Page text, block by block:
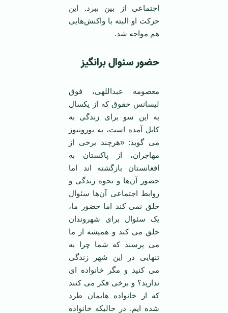
اجتماعی از بین ببرد. این
حرکت او البته با واکنش‌هایی
هم مواجه شد.
حضور سئوال‌ برانگیز
معصومه عبداللهی، فوق
لیسانس حقوق که از یکسال
به این سو برای زندگی به
کابل آمده است، به یورونیوز
می گوید: «هرچند برخی از
مهاجران، از پاکستان به
افغانستان بازگشته اند اما
حضور آن‌ها و نحوه زندگی و
روابط اجتماعی آن‌ها سئوال
خلق نمی کند اما حضور ما،
یک سئوال برای شهروندان
خلق می کند و همیشه از ما
می پرسند که شما چرا به
تنهایی در این شهر زندگی
می کنید و مگر خانواده ای
ندارید؟ و برخی فکر می کنند
که از خانواده هایمان طرد
شده ایم. در حالیکه خانواده